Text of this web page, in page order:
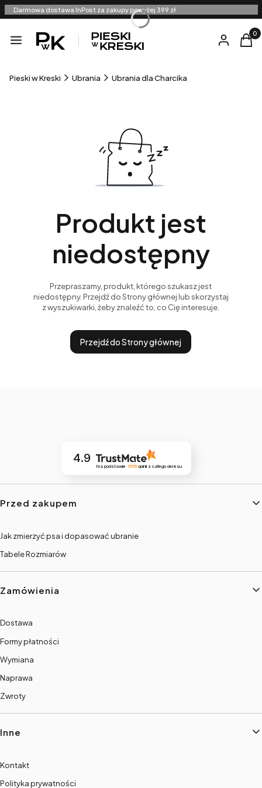
Darmowa dostawa InPost za zakupy powyżej 399 zł
Menu Zaloguj się
Pieski w Kreski Ubrania Ubrania dla Charcika
Produkt jest
niedostępny
Przepraszamy, produkt, którego szukasz jest
niedostępny. Przejdź do Strony głównej lub skorzystaj
z wyszukiwarki, żeby znaleźć to, co Cię interesuje.
Przejdź do Strony głównej
4.9
Na podstawie 1576 opinii z całego okresu
Linki w stopce
Przed zakupem
Jak zmierzyć psa i dopasować ubranie
Tabele Rozmiarów
Zamówienia
Dostawa
Formy płatności
Wymiana
Naprawa
Zwroty
Inne
Kontakt
Polityka prywatności